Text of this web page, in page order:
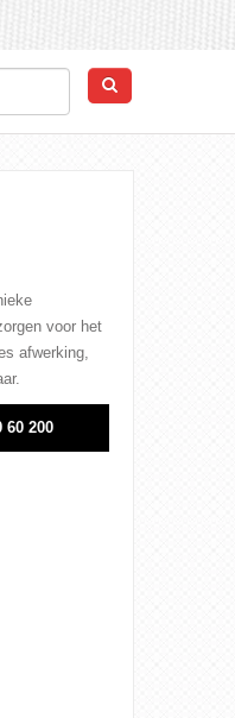
voor het
afwerking,
60 200